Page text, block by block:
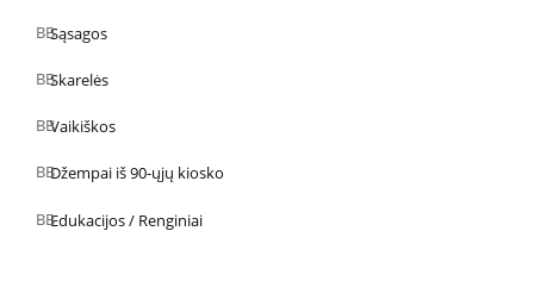
Sąsagos
Skarelės
Vaikiškos
Džempai iš 90-ųjų kiosko
Edukacijos / Renginiai